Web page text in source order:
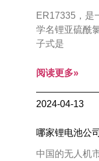
ER17335，是
学名锂亚硫酰
子式是
阅读更多»
2024-04-13
哪家锂电池公
中国的无人机